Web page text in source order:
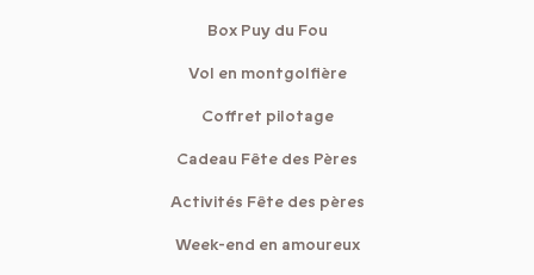
Box Puy du Fou
Vol en montgolfière
Coffret pilotage
Cadeau Fête des Pères
Activités Fête des pères
Week-end en amoureux